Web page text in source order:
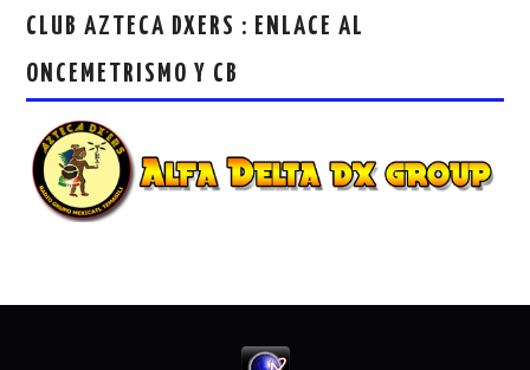
CLUB AZTECA DXERS : ENLACE AL
ONCEMETRISMO Y CB